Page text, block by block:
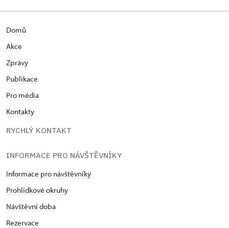
Domů
Akce
Zprávy
Publikace
Pro média
Kontakty
RYCHLÝ KONTAKT
INFORMACE PRO NÁVŠTĚVNÍKY
Informace pro návštěvníky
Prohlídkové okruhy
Návštěvní doba
Rezervace